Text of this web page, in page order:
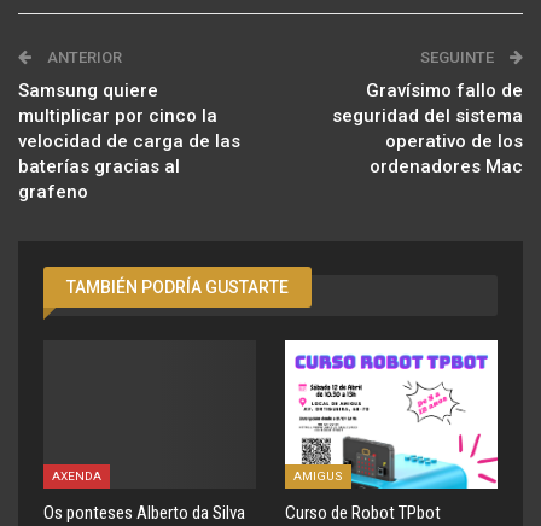
ANTERIOR
Samsung quiere
multiplicar por cinco la
velocidad de carga de las
baterías gracias al
grafeno
SEGUINTE
Gravísimo fallo de
seguridad del sistema
operativo de los
ordenadores Mac
TAMBIÉN PODRÍA GUSTARTE
AXENDA
Os ponteses Alberto da Silva
AMIGUS
Curso de Robot TPbot